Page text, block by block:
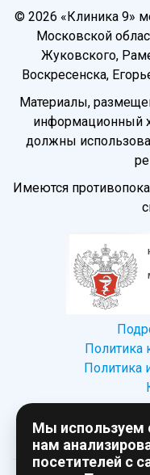
© 2026 «Клиника 9»
Московской
Жуковского,
Воскресенска,
Материалы,
информационный
должны
Имеются
Политика
Политика
Мы используем
нам
посетителей с